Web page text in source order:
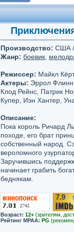
Производство: США /
Жанр: боевик
Режиссер: Майкл
Актеры: Эррол
Клод Рейнс, Патрик
Купер, Иэн Хантер,
Описание:
Пока король Ричард
походе, его брат
собственный народ.
вероломного
Заручившись
начинает грабить
беднякам.
7.9
Возраст: 12+ (зрителям,
Рейтинг MPAA: PG